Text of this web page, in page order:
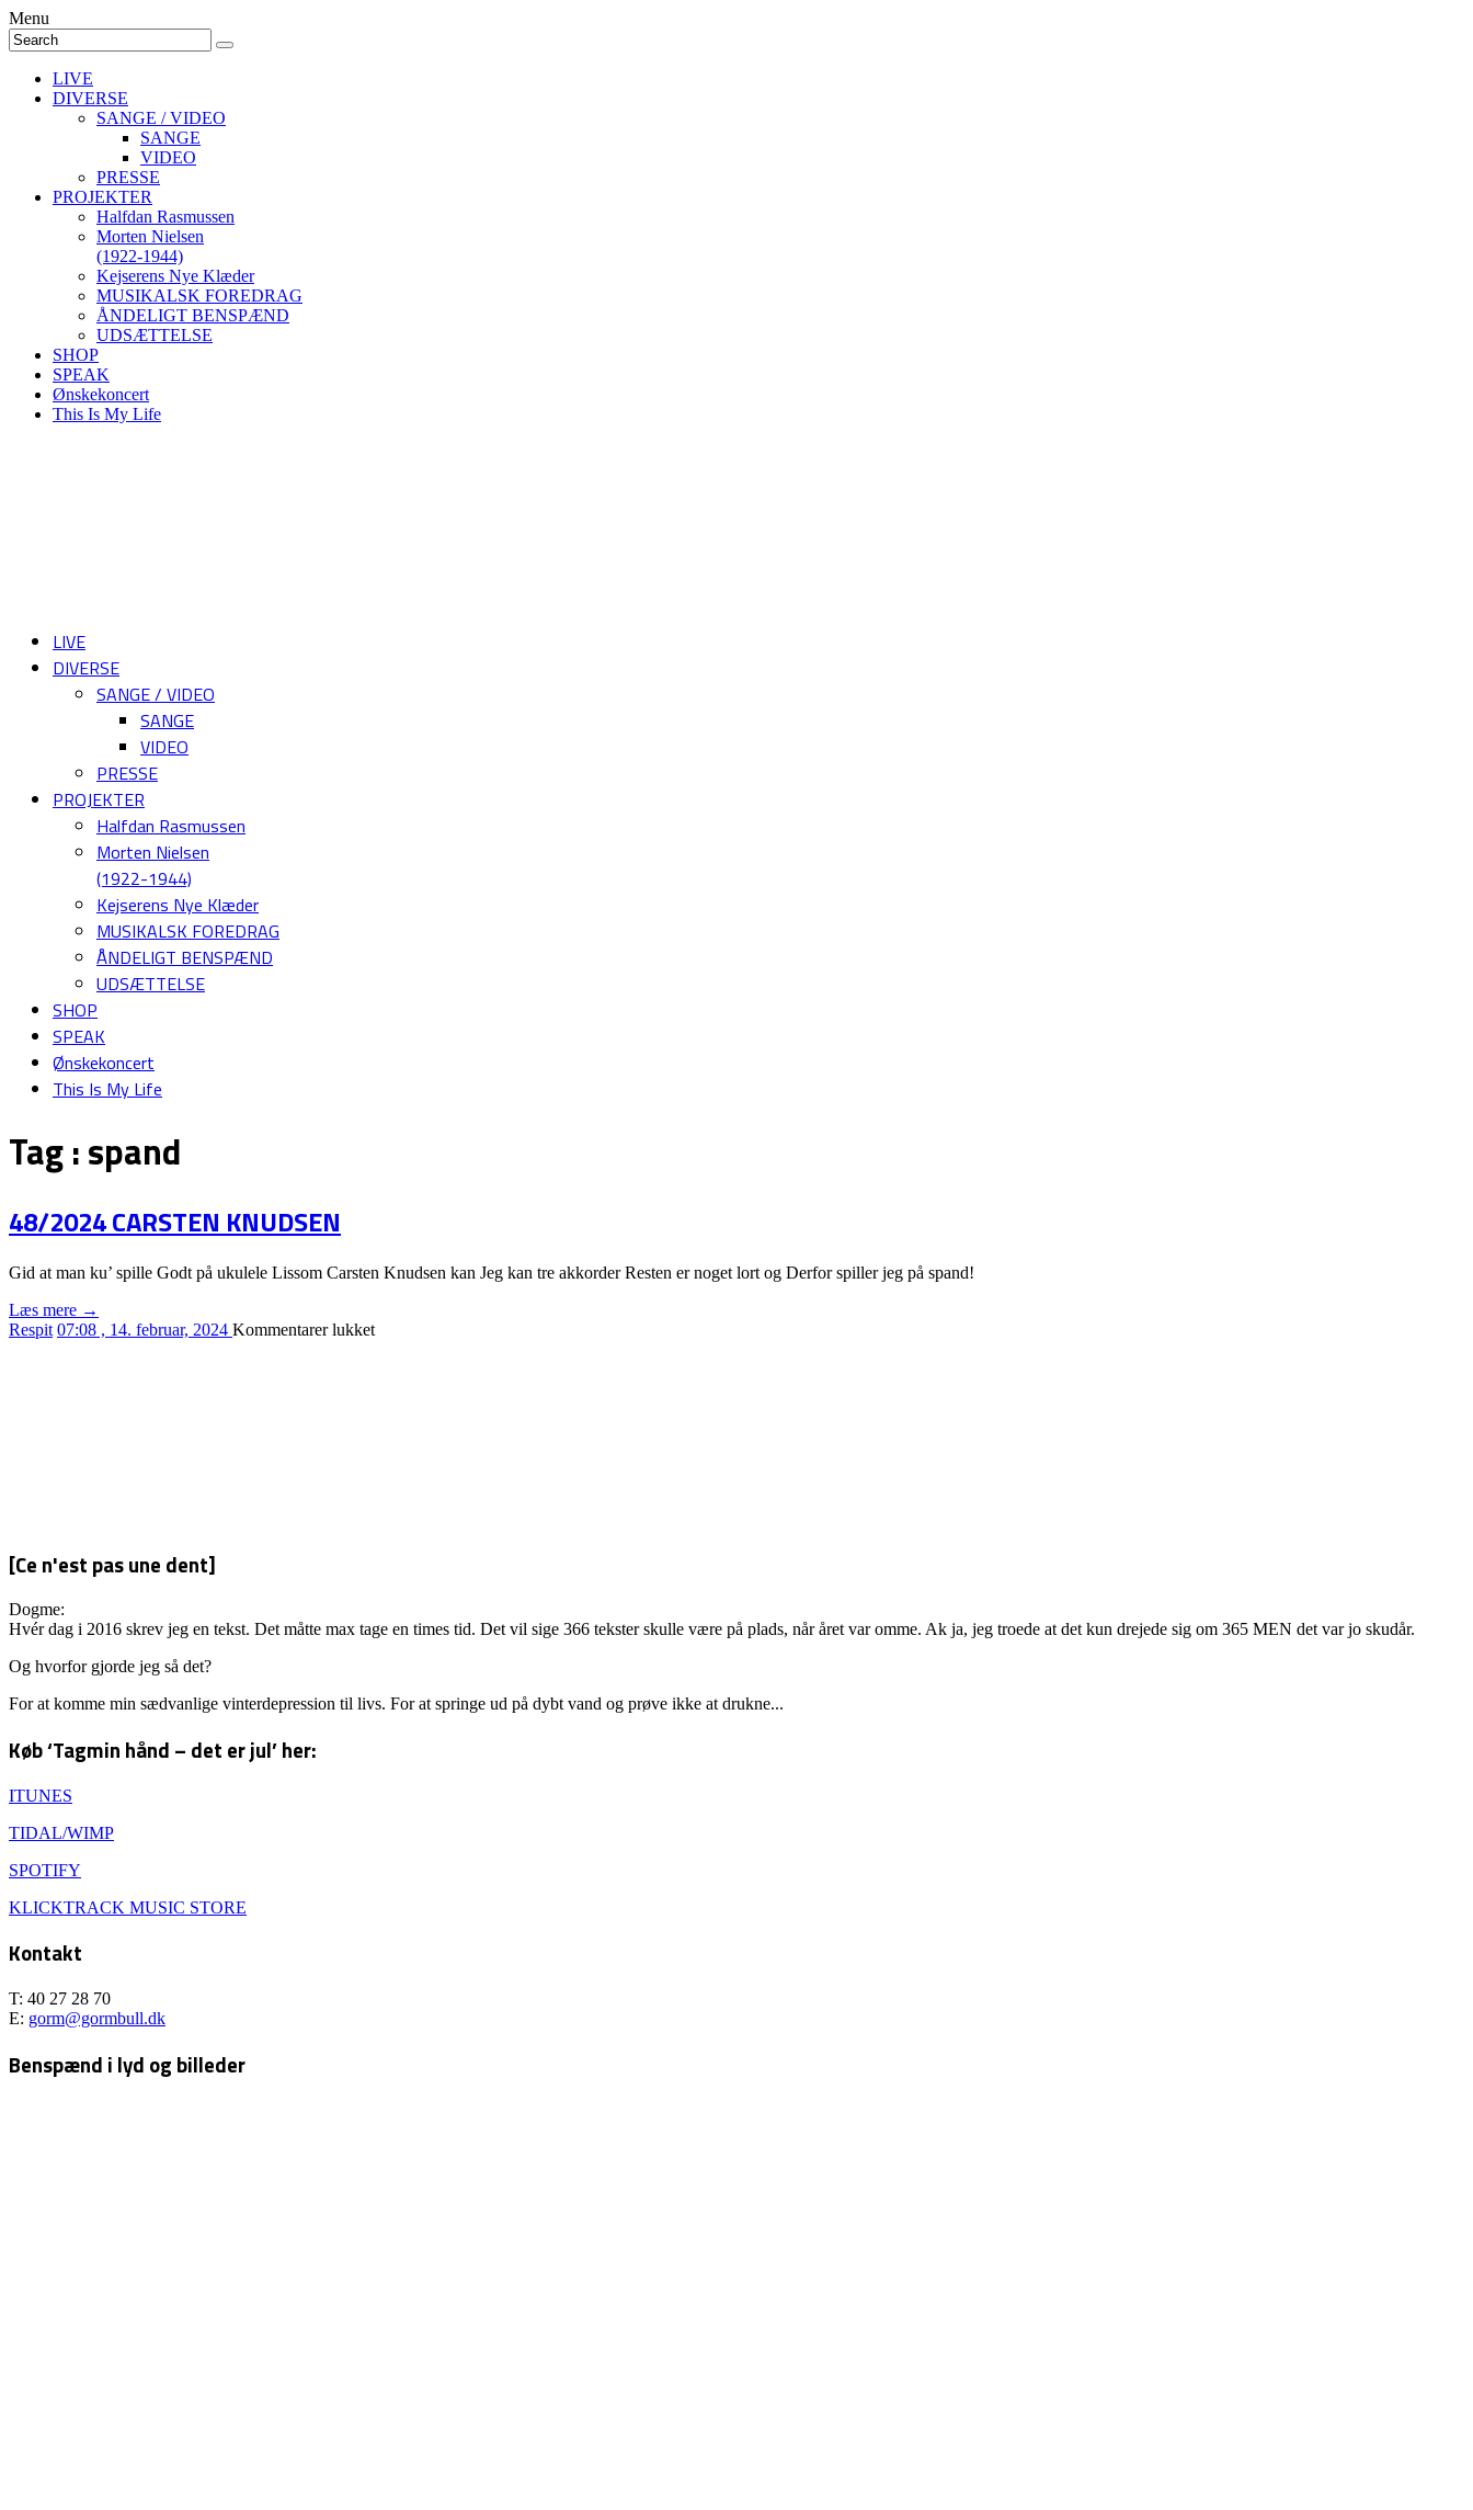
Menu
LIVE
DIVERSE
SANGE / VIDEO
SANGE
VIDEO
PRESSE
PROJEKTER
Halfdan Rasmussen
Morten Nielsen
(1922-1944)
Kejserens Nye Klæder
MUSIKALSK FOREDRAG
ÅNDELIGT BENSPÆND
UDSÆTTELSE
SHOP
SPEAK
Ønskekoncert
This Is My Life
LIVE
DIVERSE
SANGE / VIDEO
SANGE
VIDEO
PRESSE
PROJEKTER
Halfdan Rasmussen
Morten Nielsen
(1922-1944)
Kejserens Nye Klæder
MUSIKALSK FOREDRAG
ÅNDELIGT BENSPÆND
UDSÆTTELSE
SHOP
SPEAK
Ønskekoncert
This Is My Life
Tag :spand
48/2024 CARSTEN KNUDSEN
Gid at man ku’ spille Godt på ukulele Lissom Carsten Knudsen kan Jeg kan tre akkorder Resten er noget lort og Derfor spiller jeg på spand!
Læs mere →
Respit 07:08 , 14. februar, 2024 Kommentarer lukkettil
[Ce n'est pas une dent]
Dogme:
Hvér dag i 2016 skrev jeg en tekst. Det måtte max tage en times tid. Det vil sige 366 tekster skulle være på plads, når året var omme. Ak ja, jeg troede at det kun drejede sig om 365 MEN det var jo skudår.
Og hvorfor gjorde jeg så det?
For at komme min sædvanlige vinterdepression til livs. For at springe ud på dybt vand og prøve ikke at drukne...
Køb ‘Tagmin hånd – det er jul’ her:
ITUNES
TIDAL/WIMP
SPOTIFY
KLICKTRACK MUSIC STORE
Kontakt
T: 40 27 28 70
E: gorm@gormbull.dk
Benspænd i lyd og billeder